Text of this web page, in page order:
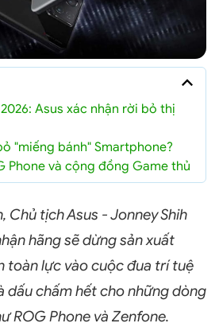
Asus xác nhận rời bỏ thị
"miếng bánh" Smartphone?
Phone và cộng đồng Game thủ
Chủ tịch Asus - Jonney Shih
hãng sẽ dừng sản xuất
toàn lực vào cuộc đua trí tuệ
dấu chấm hết cho những dòng
ROG Phone và Zenfone.